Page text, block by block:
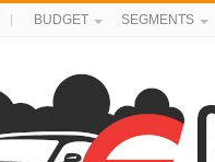
BUDGET SEGMENTS